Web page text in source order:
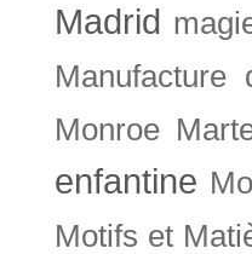
Madrid
Manufacture
Monroe
enfantine
Motifs et